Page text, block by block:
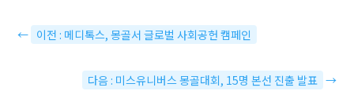
← 이전 : 메디톡스, 몽골서 글로벌 사회공헌 캠페인
다음 : 미스유니버스 몽골대회, 15명 본선 진출 발표 →